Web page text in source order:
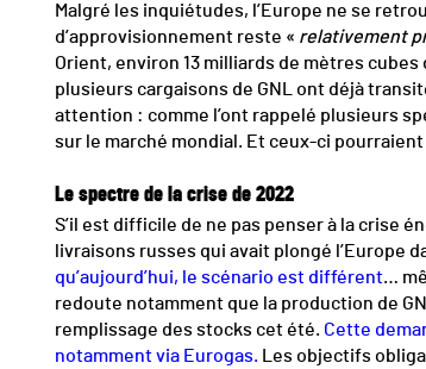
Malgré les inquiétudes, l’Europe ne se
d’approvisionnement reste « relativement
Orient, environ 13 milliards de mètres
plusieurs cargaisons de GNL ont déjà
attention : comme l’ont rappelé plusieurs
sur le marché mondial. Et ceux-ci
Le spectre de la crise de 2022
S’il est difficile de ne pas penser à la crise
livraisons russes qui avait plongé l’Europe
qu’aujourd’hui, le scénario est différent…
redoute notamment que la production de
remplissage des stocks cet été. Cette
notamment via Eurogas. Les objectifs